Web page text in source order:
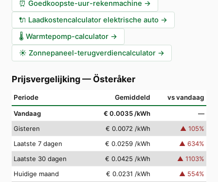
⏰ Goedkoopste-uur-rekenmachine →
🔌 Laadkostencalculator elektrische auto →
🌡️ Warmtepomp-calculator →
☀️ Zonnepaneel-terugverdiencalculator →
Prijsvergelijking— Österåker
Periode Gemiddeld vs vandaag
Vandaag € 0.0035 /kWh
—
Gisteren
€ 0.0072 /kWh ▲ 105%
Laatste 7 dagen
€ 0.0259 /kWh ▲ 634%
Laatste 30 dagen
€ 0.0425 /kWh ▲ 1103%
Huidige maand
€ 0.0231 /kWh ▲ 554%